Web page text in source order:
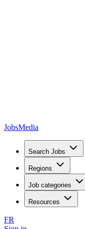
JobsMedia
Search Jobs
Regions
Job categories
Resources
FR